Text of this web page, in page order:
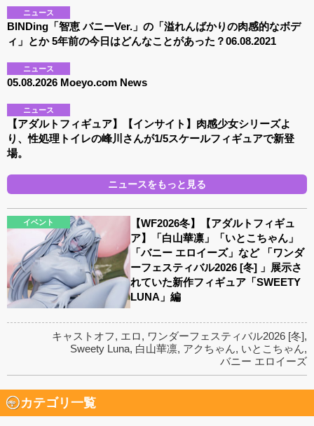
ニュース
BINDing「智恵 バニーVer.」の「溢れんばかりの肉感的なボデ
ィ」とか 5年前の今日はどんなことがあった？06.08.2021
ニュース
05.08.2026 Moeyo.com News
ニュース
【アダルトフィギュア】【インサイト】肉感少女シリーズよ
り、性処理トイレの峰川さんが1/5スケールフィギュアで新登
場。
ニュースをもっと見る
イベント
【WF2026冬】【アダルトフィギュ
ア】「白山華凛」「いとこちゃん」
「バニー エロイーズ」など 「ワンダ
ーフェスティバル2026 [冬] 」展示さ
れていた新作フィギュア「SWEETY
LUNA」編
キャストオフ, エロ, ワンダーフェスティバル2026 [冬],
Sweety Luna, 白山華凛, アクちゃん, いとこちゃん,
バニー エロイーズ
カテゴリ一覧